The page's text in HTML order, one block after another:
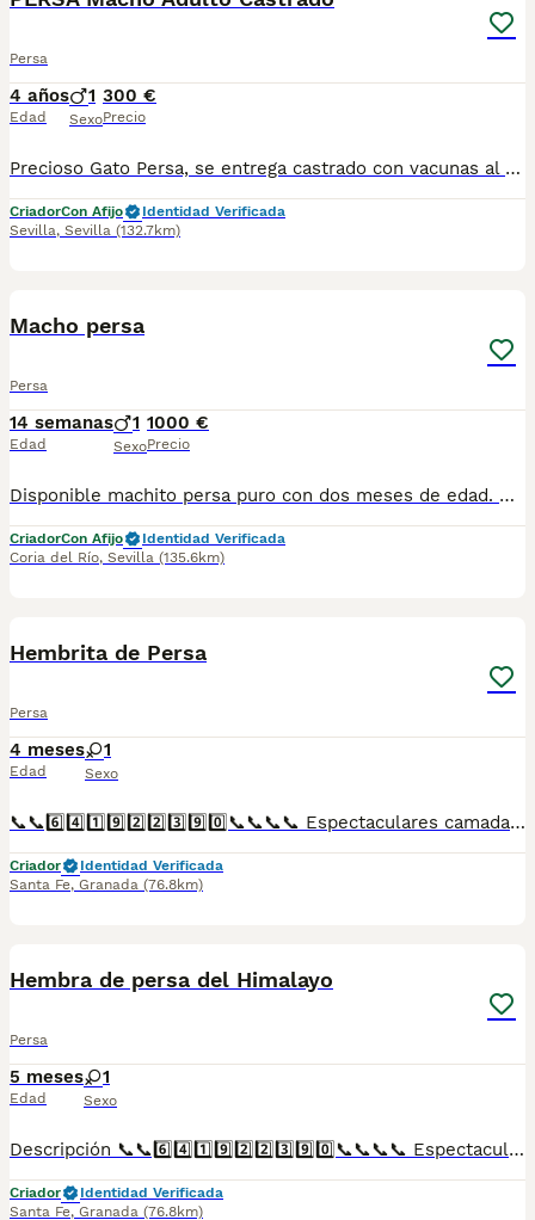
Persa
4 años
Edad
1
Sexo
300 €
Precio
Precioso Gato Persa, se entrega castrado con vacunas al día, desparasitado, pasaporte, chip y rabia. Por favor sólo personas de Sevilla o provincia sin más animales.
CriadorCon Afijo
Identidad Verificada
Sevilla, Sevilla (132.7km)
Macho persa
Persa
14 semanas
Edad
1
Sexo
1000 €
Precio
Disponible machito persa puro con dos meses de edad. Criadora autorizada y registrada en la asociación internacional CFA. Se entrega castrado, con sus vacunas al día y con chip.
CriadorCon Afijo
Identidad Verificada
Coria del Río, Sevilla (135.6km)
Hembrita de Persa
Persa
4 meses
Edad
1
Sexo
📞📞6️⃣4️⃣1️⃣9️⃣2️⃣2️⃣3️⃣9️⃣0️⃣📞📞📞📞 Espectaculares camadas de perritos de persa nacionales descendientes de las mejores líneas de sangre. Disponibles tanto hembras como machos. Las camadas están bajo supervisión veterinaria desde su nacimiento hasta que son entregadas a su nueva familia. Criados por un equipo de profesionales y mejores personas que, con más de 20 años de experiencia , cuidan a los animales por vocación, aplicando una cría ética y responsable para que cada cachorro se desarrolle con la mejor salud y con un buen temperamento. Todos los cachorritos se entregan con unos dos meses y medio de edad y sus vacunas correspondientes, desparasitados interna y externamente, con certificado de salud, y garantía tanto por enfermedad vírica como congénito genética. Posibilidad de entregar en toda España mediante transporte propio preparado para animales y con chofer privado. Los precios pueden variar según las características y morfología de cada cachorro. Añádenos al whats app o llámanos, y encantados atenderemos todas tus dudas y consultas. Teléfono / Whats app: 641 92 23 90
Criador
Identidad Verificada
Santa Fe, Granada (76.8km)
Hembra de persa del Himalayo
Persa
5 meses
Edad
1
Sexo
Descripción 📞📞6️⃣4️⃣1️⃣9️⃣2️⃣2️⃣3️⃣9️⃣0️⃣📞📞📞📞 Espectaculares camadas de perritos de persa del Himalayo nacionales descendientes de las mejores líneas de sangre. Disponibles tanto hembras como machos. Las camadas están bajo supervisión veterinaria desde su nacimiento hasta que son entregadas a su nueva familia. Criados por un equipo de profesionales y mejores personas que, con más de 20 años de experiencia , cuidan a los animales por vocación, aplicando una cría ética y responsable para que cada cachorro se desarrolle con la mejor salud y con un buen temperamento. Todos los cachorritos se entregan con unos dos meses y medio de edad y sus vacunas correspondientes, desparasitados interna y externamente, con certificado de salud, y garantía tanto por enfermedad vírica como congénito genética. Posibilidad de entregar en toda España mediante transporte propio preparado para animales y con chofer privado. Los precios pueden variar según las características y morfología de cada cachorro. Añádenos al whats app o llámanos, y encantados atenderemos todas tus dudas y consultas. Teléfono / Whats app: 641 92 23 90
Criador
Identidad Verificada
Santa Fe, Granada (76.8km)